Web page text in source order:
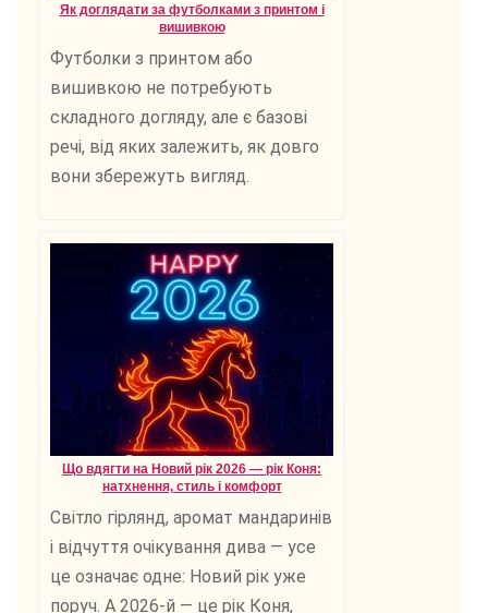
Як доглядати за футболками з принтом і
вишивкою
Футболки з принтом або
вишивкою не потребують
складного догляду, але є базові
речі, від яких залежить, як довго
вони збережуть вигляд.
Що вдягти на Новий рік 2026 — рік Коня:
натхнення, стиль і комфорт
Світло гірлянд, аромат мандаринів
і відчуття очікування дива — усе
це означає одне: Новий рік уже
поруч. А 2026-й — це рік Коня,